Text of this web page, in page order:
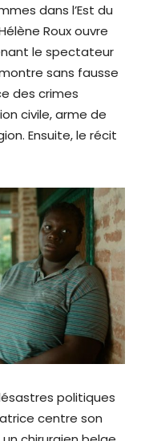
dans l’Est du
Roux ouvre
le spectateur
sans fausse
des crimes
civile, arme de
Ensuite, le récit
politiques
centre son